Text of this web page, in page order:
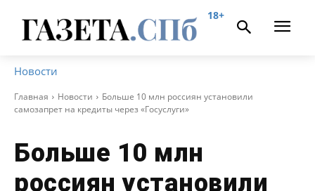
18+
Новости
Главная Новости
Больше 10 млн россиян установили
самозапрет на кредиты через «Госуслуги»
Больше 10 млн
россиян установили